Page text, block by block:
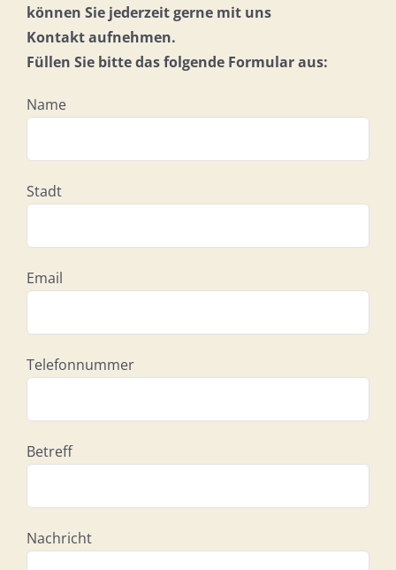
können Sie jederzeit gerne mit uns
Kontakt aufnehmen.
Füllen Sie bitte das folgende Formular aus:
Name
Stadt
Email
Telefonnummer
Betreff
Nachricht